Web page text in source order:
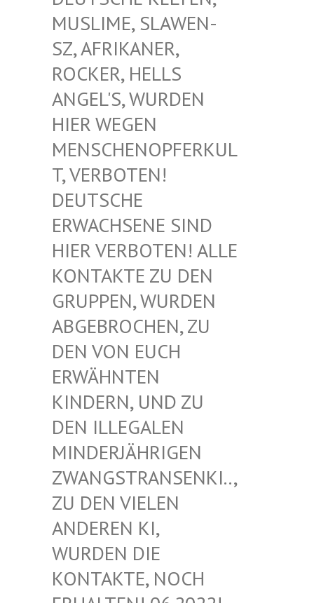
USLIME, SLAWEN-S
Z, AFRIKANER, R
OCKER, HELLS A
NGEL'S, WURDEN H
IER WEGEN M
ENSCHENOPFERKULT
, VERBOTEN! D
EUTSCHE E
RWACHSENE SIND H
IER VERBOTEN! ALLE K
ONTAKTE ZU DEN G
RUPPEN, WURDEN A
BGEBROCHEN, ZU D
EN VON EUCH E
RWÄHNTEN K
INDERN, UND ZU D
EN ILLEGALEN M
INDERJÄHRIGEN Z
WANGSTRANSENKI.., Z
U DEN VIELEN A
NDEREN KI, W
URDEN DIE K
ONTAKTE, NOCH E